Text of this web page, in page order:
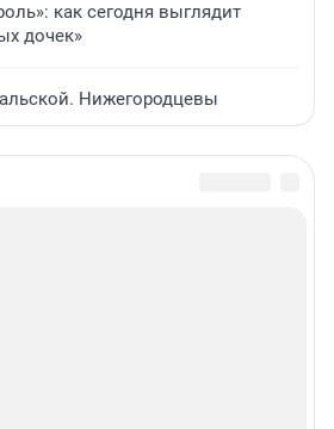
как сегодня выглядит
дочек»
Нижегородцевы